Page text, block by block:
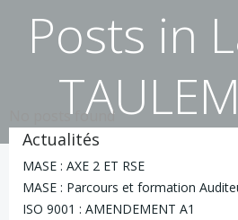
Posts in
No posts found
Actualités
MASE : AXE 2 ET RSE
MASE : Parcours et formation
ISO 9001 : AMENDEMENT A1